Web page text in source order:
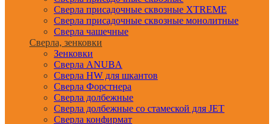
Сверла присадочные сквозные XTREME
Сверла присадочные сквозные монолитные
Сверла чашечные
Сверла, зенковки
Зенковки
Сверла ANUBA
Сверла HW для шкантов
Сверла Форстнера
Сверла долбежные
Сверла долбежные со стамеской для JET
Сверла конфирмат